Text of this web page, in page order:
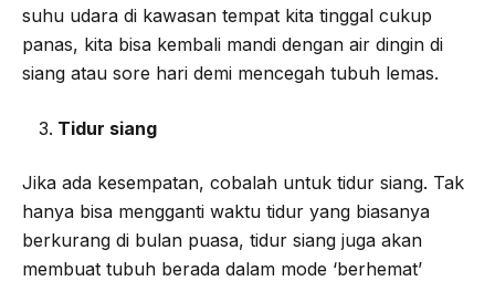
suhu udara di kawasan tempat kita tinggal cukup
panas, kita bisa kembali mandi dengan air dingin di
siang atau sore hari demi mencegah tubuh lemas.
Tidur siang
Jika ada kesempatan, cobalah untuk tidur siang. Tak
hanya bisa mengganti waktu tidur yang biasanya
berkurang di bulan puasa, tidur siang juga akan
membuat tubuh berada dalam mode ‘berhemat’